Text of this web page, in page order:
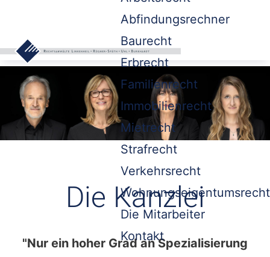
Abfindungsrechner
Baurecht
Erbrecht
Familienrecht
Immobilienrecht
Mietrecht
Strafrecht
Verkehrsrecht
Wohnungseigentumsrecht
Die Mitarbeiter
Kontakt
Die Kanzlei
"Nur ein hoher Grad an Spezialisierung